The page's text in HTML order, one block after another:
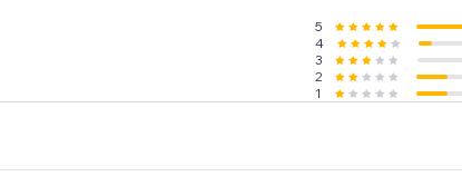
US will give you peace of mind. From manufacturing
shipping carriers, you and your customers will be
5
4
3
2
1